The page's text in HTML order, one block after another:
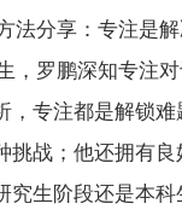
法分享：专注是
，罗鹏深知专注
，专注都是解锁
挑战；他还拥有
究生阶段还是本